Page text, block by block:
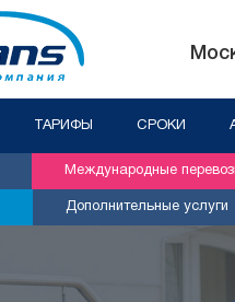
ТАРИФЫ СРОКИ
Международные
Дополнительные услуги